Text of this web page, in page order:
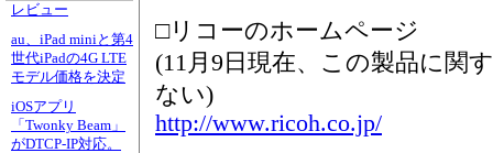
レビュー
au、iPad miniと第4
世代iPadの4G LTE
モデル価格を決定
iOSアプリ
「Twonky Beam」
がDTCP-IP対応。
□リコーのホームページ
(11月9日現在、この製品に関
ない)
http://www.ricoh.co.jp/